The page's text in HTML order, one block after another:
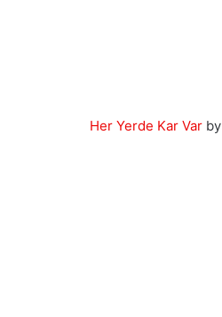
Her Yerde Kar Varby